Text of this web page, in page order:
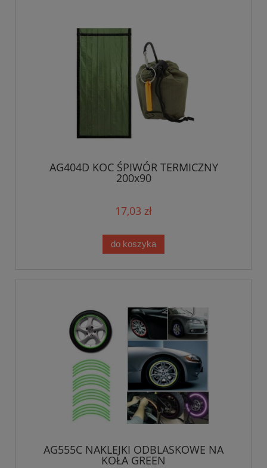
AG404D KOC ŚPIWÓR TERMICZNY
200x90
17,03 zł
do koszyka
AG555C NAKLEJKI ODBLASKOWE NA
KOŁA GREEN